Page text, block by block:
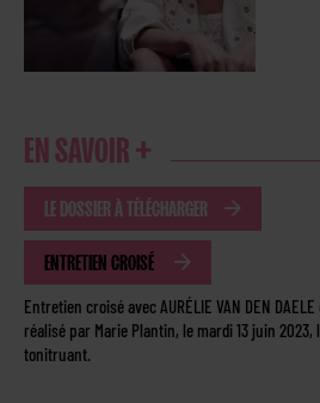
EN SAVOIR +
LE DOSSIER À TÉLÉCHARGER
ENTRETIEN CROISÉ
Entretien croisé avec AURÉLIE VAN DEN DAELE
réalisé par Marie Plantin, le mardi 13 juin
tonitruant.